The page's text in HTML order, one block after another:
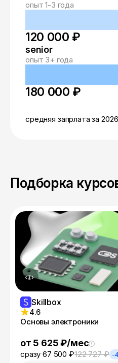
опыт 1-3 года
120 000 ₽
senior
опыт 3+ года
180 000 ₽
средняя запрлата за
Подборка
Skillbox
4.6
Основы электроники
от 5 625 ₽/мес
сразу 67 500 ₽122 727 ₽ -